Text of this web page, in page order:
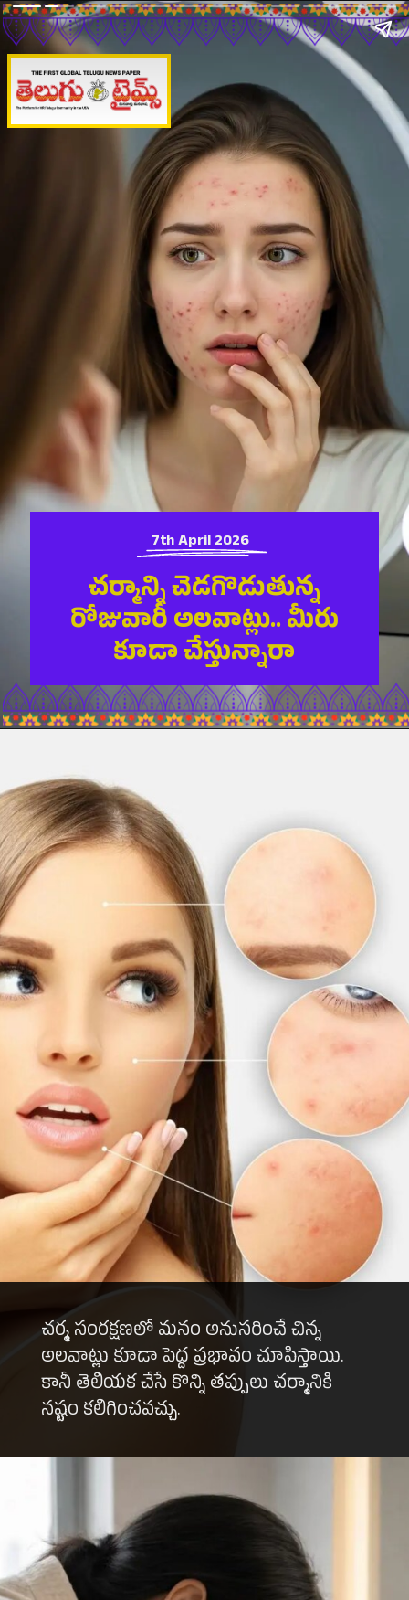
చర్మాన్ని చెడగొడుతున్న
రోజువారీ అలవాట్లు.. మీరు
కూడా చేస్తున్నారా
7th April 2026
చర్మ సంరక్షణలో మనం అనుసరించే చిన్న
అలవాట్లు కూడా పెద్ద ప్రభావం చూపిస్తాయి.
కానీ తెలియక చేసే కొన్ని తప్పులు చర్మానికి
నష్టం కలిగించవచ్చు.